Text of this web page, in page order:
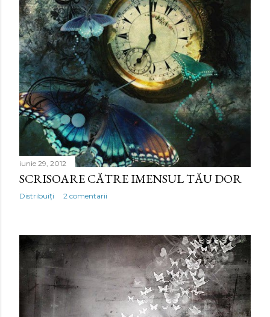
iunie 29, 2012
SCRISOARE CĂTRE IMENSUL TĂU DOR
Distribuiți 2 comentarii